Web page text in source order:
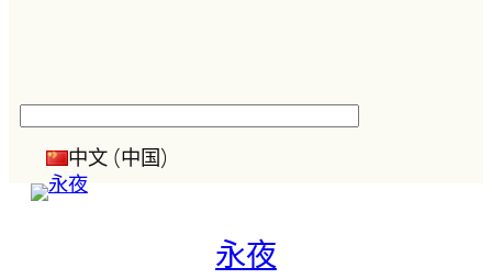
中文 (中国)
永夜